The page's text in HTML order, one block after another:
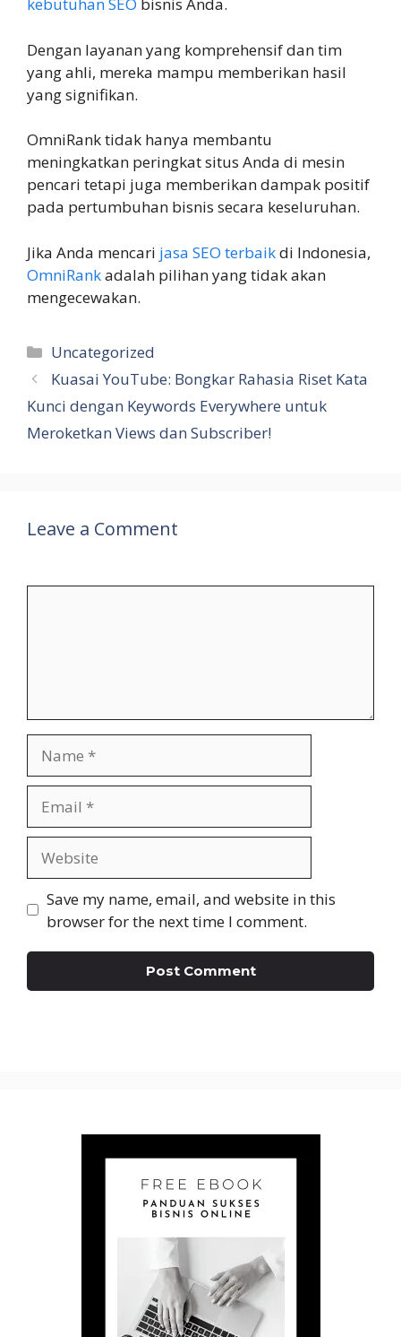
kebutuhan SEO bisnis Anda.
Dengan layanan yang komprehensif dan tim
yang ahli, mereka mampu memberikan hasil
yang signifikan.
OmniRank tidak hanya membantu
meningkatkan peringkat situs Anda di mesin
pencari tetapi juga memberikan dampak positif
pada pertumbuhan bisnis secara keseluruhan.
Jika Anda mencari jasa SEO terbaikdi Indonesia,
OmniRankadalah pilihan yang tidak akan
mengecewakan.
Categories
Uncategorized
Kuasai YouTube: Bongkar Rahasia Riset Kata
Kunci dengan Keywords Everywhere untuk
Meroketkan Views dan Subscriber!
Leave a Comment
Save my name, email, and website in this
browser for the next time I comment.